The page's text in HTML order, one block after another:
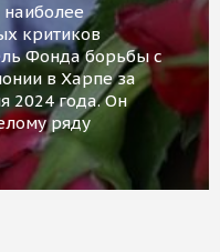
критиков
Фонда борьбы с
в Харпе за
2024 года. Он
ряду